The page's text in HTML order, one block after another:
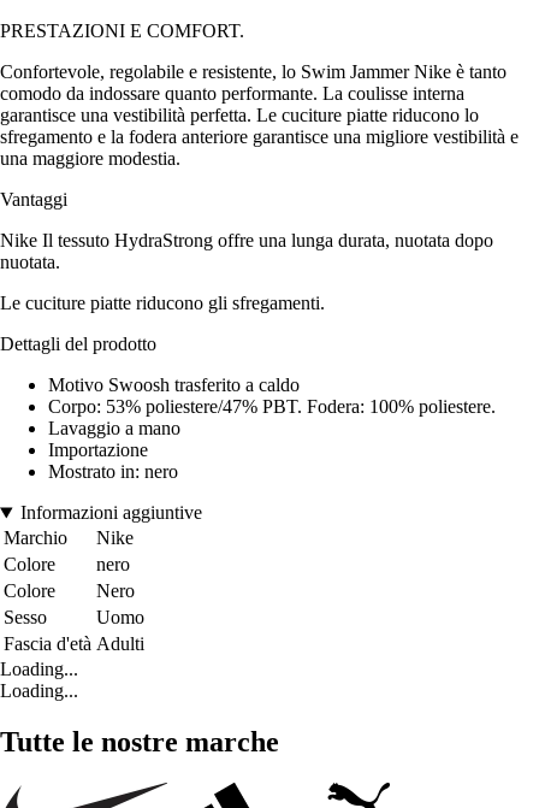
PRESTAZIONI E COMFORT.
Confortevole, regolabile e resistente, lo Swim Jammer Nike è tanto
comodo da indossare quanto performante. La coulisse interna
garantisce una vestibilità perfetta. Le cuciture piatte riducono lo
sfregamento e la fodera anteriore garantisce una migliore vestibilità e
una maggiore modestia.
Vantaggi
Nike Il tessuto HydraStrong offre una lunga durata, nuotata dopo
nuotata.
Le cuciture piatte riducono gli sfregamenti.
Dettagli del prodotto
Motivo Swoosh trasferito a caldo
Corpo: 53% poliestere/47% PBT. Fodera: 100% poliestere.
Lavaggio a mano
Importazione
Mostrato in: nero
Informazioni aggiuntive
Marchio
Nike
Colore
nero
Colore
Nero
Sesso
Uomo
Fascia d'età Adulti
Loading...
Loading...
Tutte le nostre marche